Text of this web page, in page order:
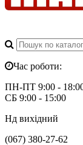
Час роботи:
ПН-ПТ 9:00 -
СБ 9:00 - 15:00
Нд вихідний
(067) 380-27-62